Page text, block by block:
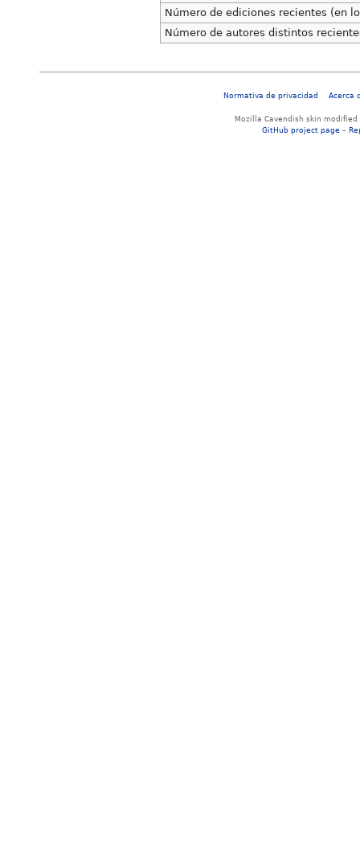
Número de ediciones recientes (en
Número de autores distintos
Normativa de privacidad Acerca
Mozilla Cavendish skin
GitHub project page –